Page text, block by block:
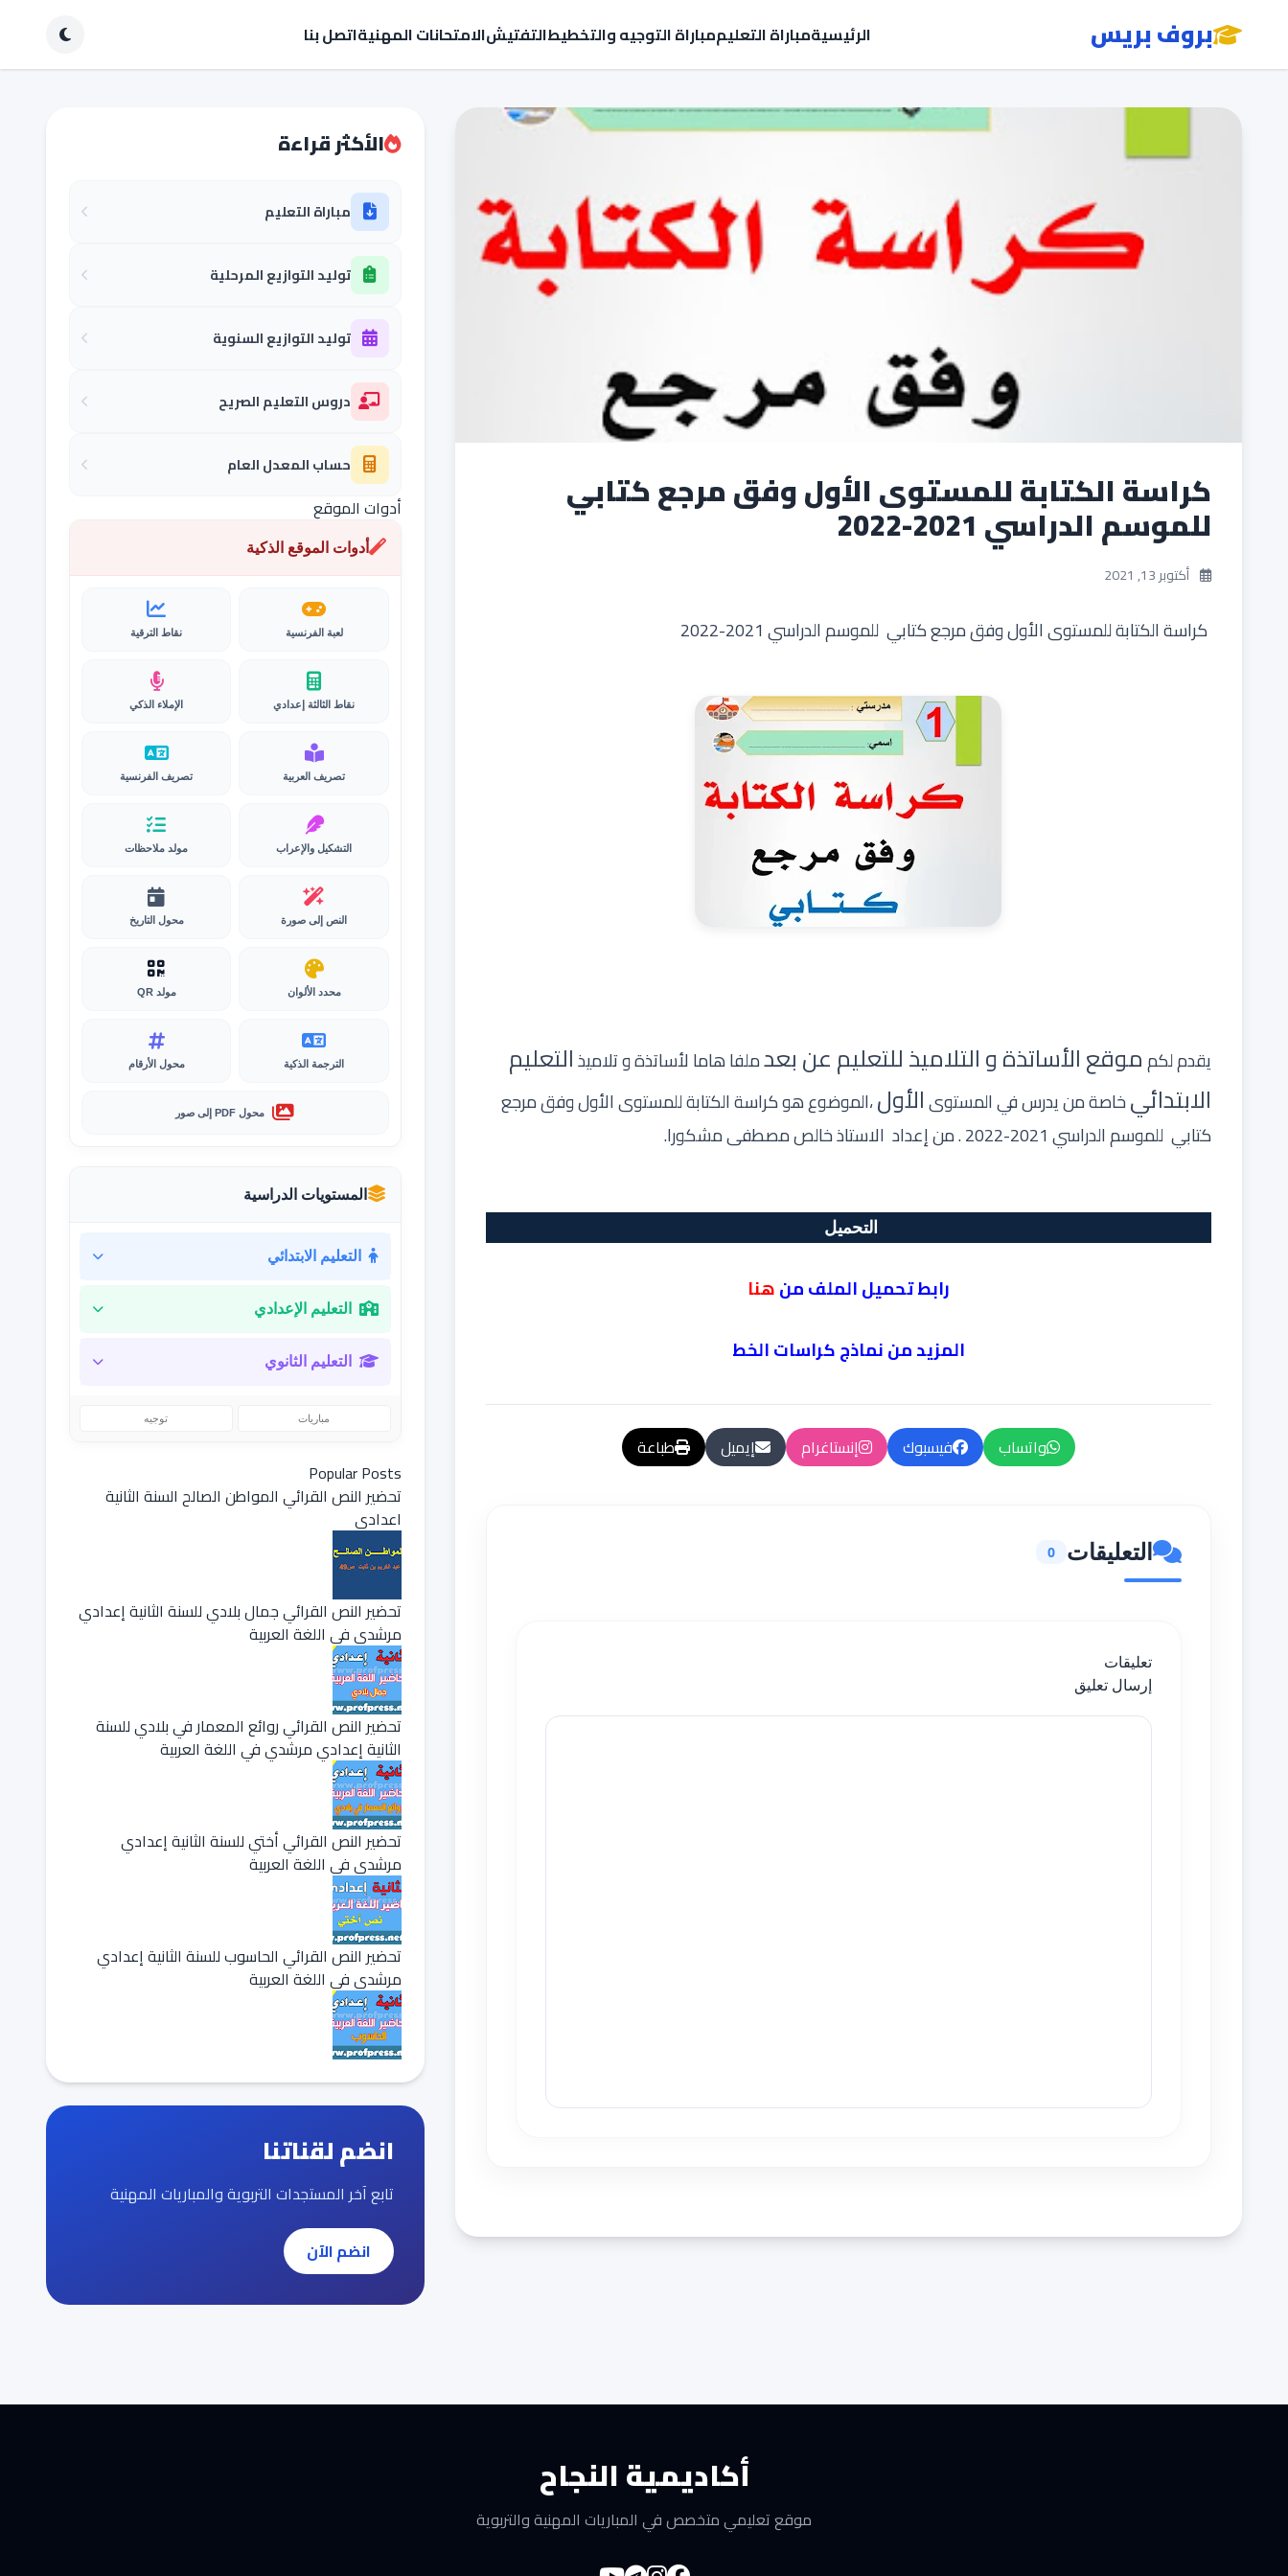
بروف بريس الرئيسيةمباراة التعليممباراة التوجيه والتخطيطالتفتيشالامتحانات المهنيةاتصل بنا
كراسة الكتابة للمستوى الأول وفق مرجع كتابي
للموسم الدراسي 2021-2022
أكتوبر 13, 2021
كراسة الكتابة للمستوى الأول وفق مرجع كتابي للموسم الدراسي 2021-2022
يقدم لكمموقع الأساتذة و التلاميذ للتعليم عن بعدملفا هاما لأساتذة و تلاميذالتعليم
الابتدائيخاصة من يدرس في المستوىالأول،الموضوع هو كراسة الكتابة للمستوى الأول وفق مرجع
كتابي للموسم الدراسي 2021-2022 . من إعداد الاستاذ خالص مصطفى مشكورا.
التحميل
رابط تحميل الملف منهنا
المزيد من نماذجكراسات الخط
واتساب فيسبوك إنستاغرام إيميل طباعة
التعليقات 0
تعليقات
إرسال تعليق
الأكثر قراءة
مباراة التعليم
توليد التوازيع المرحلية
توليد التوازيع السنوية
دروس التعليم الصريح
حساب المعدل العام
أدوات الموقع
أدوات الموقع الذكية
لعبة الفرنسية نقاط الترقية
نقاط الثالثة إعدادي الإملاء الذكي
تصريف العربية تصريف الفرنسية
التشكيل والإعراب مولد ملاحظات
النص إلى صورة محول التاريخ
محدد الألوان مولد QR
الترجمة الذكية محول الأرقام
محول PDF إلى صور
المستويات الدراسية
التعليم الابتدائي
التعليم الإعدادي
التعليم الثانوي
مباريات توجيه
Popular Posts
تحضير النص القرائي المواطن الصالح السنة الثانية
اعدادي
تحضير النص القرائي جمال بلادي للسنة الثانية إعدادي
مرشدي في اللغة العربية
تحضير النص القرائي روائع المعمار في بلادي للسنة
الثانية إعدادي مرشدي في اللغة العربية
تحضير النص القرائي أختي للسنة الثانية إعدادي
مرشدي في اللغة العربية
تحضير النص القرائي الحاسوب للسنة الثانية إعدادي
مرشدي في اللغة العربية
انضم لقناتنا
تابع آخر المستجدات التربوية والمباريات المهنية
انضم الآن
أكاديمية النجاح
موقع تعليمي متخصص في المباريات المهنية والتربوية